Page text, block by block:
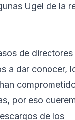
Ugel de la
de directores
a dar conocer,
por eso
de los